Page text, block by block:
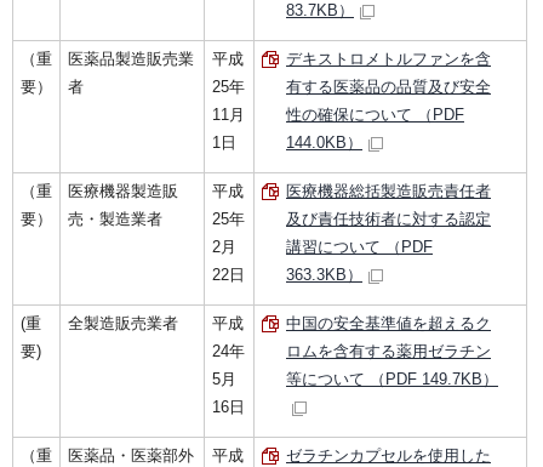
83.7KB）
（重
要）
医薬品製造販売業
者
平成
25年
11月
1日
デキストロメトルファンを含
有する医薬品の品質及び安全
性の確保について （PDF
144.0KB）
（重
要）
医療機器製造販
売・製造業者
平成
25年
2月
22日
医療機器総括製造販売責任者
及び責任技術者に対する認定
講習について （PDF
363.3KB）
(重
要)
全製造販売業者
平成
24年
5月
16日
中国の安全基準値を超えるク
ロムを含有する薬用ゼラチン
等について （PDF 149.7KB）
（重
医薬品・医薬部外
平成
ゼラチンカプセルを使用した